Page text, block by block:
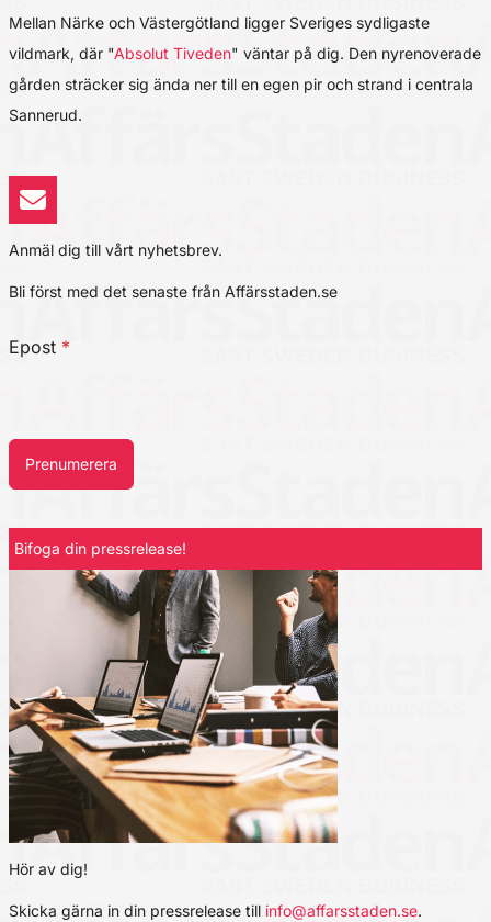
Mellan Närke och Västergötland ligger Sveriges sydligaste
vildmark, där "Absolut Tiveden" väntar på dig. Den nyrenoverade
gården sträcker sig ända ner till en egen pir och strand i centrala
Sannerud.
Anmäl dig till vårt nyhetsbrev.
Bli först med det senaste från Affärsstaden.se
Epost *
Prenumerera
Bifoga din pressrelease!
Hör av dig!
Skicka gärna in din pressrelease till info@affarsstaden.se.